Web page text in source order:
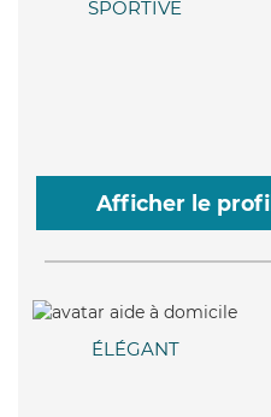
SPORTIVE
Afficher le profil
ÉLÉGANT